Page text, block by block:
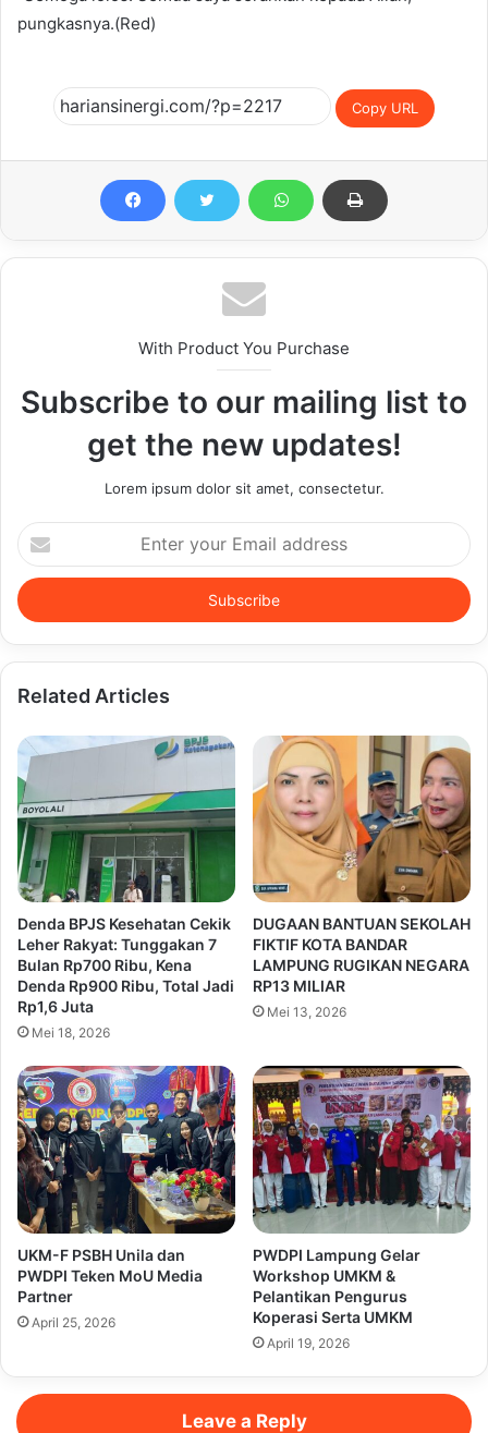
pungkasnya.(Red)
Copy URL
With Product You Purchase
Subscribe to our mailing list to
get the new updates!
Lorem ipsum dolor sit amet, consectetur.
Enter
your
Email
address
Related Articles
Denda BPJS Kesehatan Cekik
Leher Rakyat: Tunggakan 7
Bulan Rp700 Ribu, Kena
Denda Rp900 Ribu, Total Jadi
Rp1,6 Juta
Mei 18, 2026
DUGAAN BANTUAN SEKOLAH
FIKTIF KOTA BANDAR
LAMPUNG RUGIKAN NEGARA
RP13 MILIAR
Mei 13, 2026
UKM-F PSBH Unila dan
PWDPI Teken MoU Media
Partner
April 25, 2026
PWDPI Lampung Gelar
Workshop UMKM &
Pelantikan Pengurus
Koperasi Serta UMKM
April 19, 2026
Leave a Reply